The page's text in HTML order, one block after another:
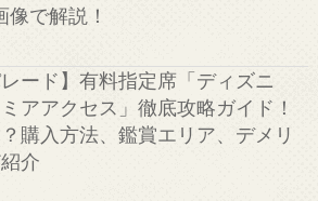
で解説！
レード】有料指定席「ディズニ
アアクセス」徹底攻略ガイド！
購入方法、鑑賞エリア、デメリ
介